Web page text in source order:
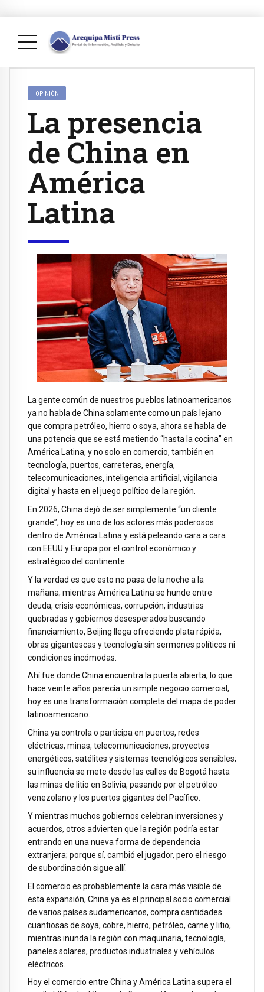
OPINIÓN
La presencia
de China en
América
Latina
La gente común de nuestros pueblos latinoamericanos
ya no habla de China solamente como un país lejano
que compra petróleo, hierro o soya, ahora se habla de
una potencia que se está metiendo “hasta la cocina” en
América Latina, y no solo en comercio, también en
tecnología, puertos, carreteras, energía,
telecomunicaciones, inteligencia artificial, vigilancia
digital y hasta en el juego político de la región.
En 2026, China dejó de ser simplemente “un cliente
grande”, hoy es uno de los actores más poderosos
dentro de América Latina y está peleando cara a cara
con EEUU y Europa por el control económico y
estratégico del continente.
Y la verdad es que esto no pasa de la noche a la
mañana; mientras América Latina se hunde entre
deuda, crisis económicas, corrupción, industrias
quebradas y gobiernos desesperados buscando
financiamiento, Beijing llega ofreciendo plata rápida,
obras gigantescas y tecnología sin sermones políticos ni
condiciones incómodas.
Ahí fue donde China encuentra la puerta abierta, lo que
hace veinte años parecía un simple negocio comercial,
hoy es una transformación completa del mapa de poder
latinoamericano.
China ya controla o participa en puertos, redes
eléctricas, minas, telecomunicaciones, proyectos
energéticos, satélites y sistemas tecnológicos sensibles;
su influencia se mete desde las calles de Bogotá hasta
las minas de litio en Bolivia, pasando por el petróleo
venezolano y los puertos gigantes del Pacífico.
Y mientras muchos gobiernos celebran inversiones y
acuerdos, otros advierten que la región podría estar
entrando en una nueva forma de dependencia
extranjera; porque sí, cambió el jugador, pero el riesgo
de subordinación sigue allí.
El comercio es probablemente la cara más visible de
esta expansión, China ya es el principal socio comercial
de varios países sudamericanos, compra cantidades
cuantiosas de soya, cobre, hierro, petróleo, carne y litio,
mientras inunda la región con maquinaria, tecnología,
paneles solares, productos industriales y vehículos
eléctricos.
Hoy el comercio entre China y América Latina supera el